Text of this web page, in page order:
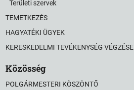
Területi szervek
TEMETKEZÉS
HAGYATÉKI ÜGYEK
KERESKEDELMI TEVÉKENYSÉG VÉGZÉSE
Közösség
POLGÁRMESTERI KÖSZÖNTŐ